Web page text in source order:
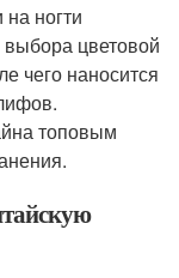
ногти
выбора цветовой
чего наносится
топовым